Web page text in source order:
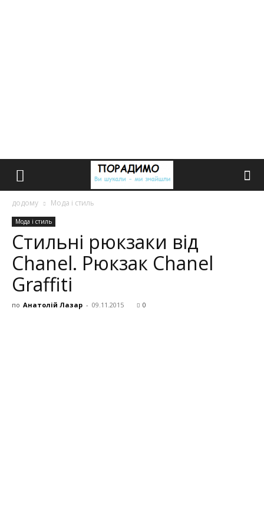
додому Мода і стиль
Мода і стиль
Стильні рюкзаки від
Chanel. Рюкзак Chanel
Graffiti
по Анатолій Лазар - 09.11.2015 0